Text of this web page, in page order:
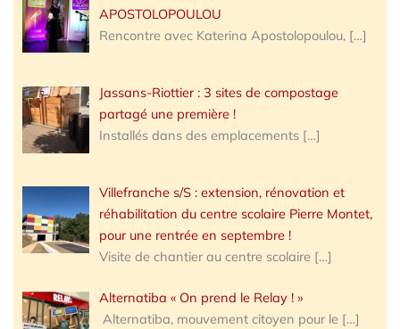
APOSTOLOPOULOU
Rencontre avec Katerina Apostolopoulou, […]
Jassans-Riottier : 3 sites de compostage
partagé une première !
Installés dans des emplacements […]
Villefranche s/S : extension, rénovation et
réhabilitation du centre scolaire Pierre Montet,
pour une rentrée en septembre !
Visite de chantier au centre scolaire […]
Alternatiba « On prend le Relay ! »
Alternatiba, mouvement citoyen pour le […]